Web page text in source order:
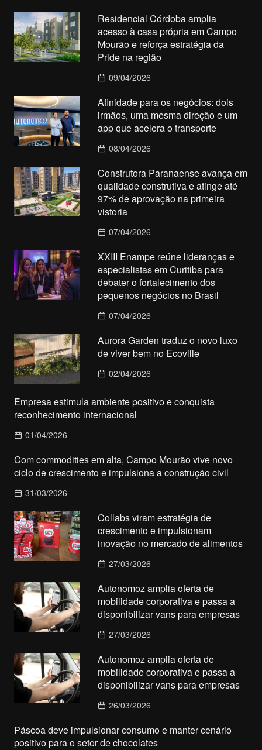
Residencial Córdoba amplia
acesso à casa própria em Campo
Mourão e reforça estratégia da
Pride na região
09/04/2026
Afinidade para os negócios: dois
irmãos, uma mesma direção e um
app que acelera o transporte
08/04/2026
Construtora Paranaense avança em
qualidade construtiva e atinge até
97% de aprovação na primeira
vistoria
07/04/2026
XXIII Enampe reúne lideranças e
especialistas em Curitiba para
debater o fortalecimento dos
pequenos negócios no Brasil
07/04/2026
Aurora Garden traduz o novo luxo
de viver bem no Ecoville
02/04/2026
Empresa estimula ambiente positivo e conquista
reconhecimento internacional
01/04/2026
Com commodities em alta, Campo Mourão vive novo
ciclo de crescimento e impulsiona a construção civil
31/03/2026
Collabs viram estratégia de
crescimento e impulsionam
inovação no mercado de alimentos
27/03/2026
Autonomoz amplia oferta de
mobilidade corporativa e passa a
disponibilizar vans para empresas
27/03/2026
Autonomoz amplia oferta de
mobilidade corporativa e passa a
disponibilizar vans para empresas
26/03/2026
Páscoa deve impulsionar consumo e manter cenário
positivo para o setor de chocolates